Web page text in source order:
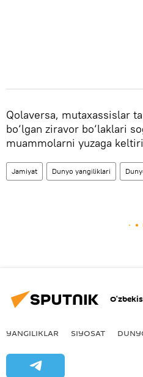
Qolaversa, mutaxassislar
bo‘lgan ziravor bo‘laklari
muammolarni yuzaga
Jamiyat Dunyo yangiliklari
YANGILIKLAR SIYOSAT